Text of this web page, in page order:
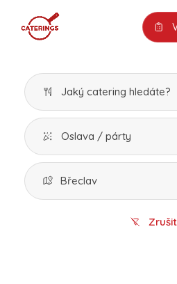
Jaký catering hledáte?
Oslava / párty
Břeclav
Zrušit